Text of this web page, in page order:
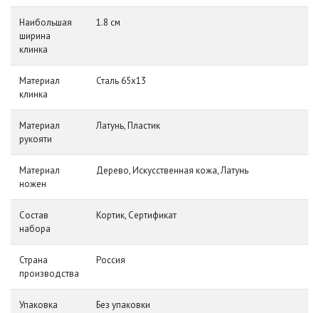
Наибольшая
ширина
клинка
1.8 см
Материал
клинка
Сталь 65х13
Материал
рукояти
Латунь, Пластик
Материал
ножен
Дерево, Искусственная кожа, Латунь
Состав
набора
Кортик, Сертификат
Страна
производства
Россия
Упаковка Без упаковки